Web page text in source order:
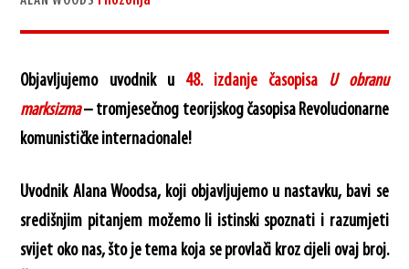
Objavljujemo uvodnik u 48. izdanje časopisa U obranu
marksizma– tromjesečnog teorijskog časopisa Revolucionarne
komunističke internacionale!
Uvodnik Alana Woodsa, koji objavljujemo u nastavku, bavi se
središnjim pitanjem možemo li istinski spoznati i razumjeti
svijet oko nas, što je tema koja se provlači kroz cijeli ovaj broj.